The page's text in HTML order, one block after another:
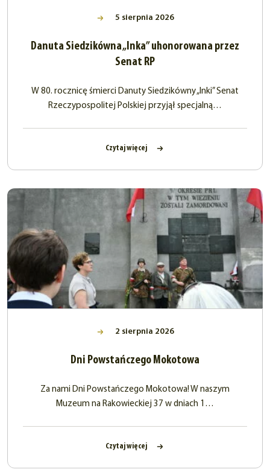
5 sierpnia 2026
Danuta Siedzikówna „Inka” uhonorowana przez
Senat RP
W 80. rocznicę śmierci Danuty Siedzikówny „Inki” Senat
Rzeczypospolitej Polskiej przyjął specjalną…
Czytaj więcej
2 sierpnia 2026
Dni Powstańczego Mokotowa
Za nami Dni Powstańczego Mokotowa! W naszym
Muzeum na Rakowieckiej 37 w dniach 1…
Czytaj więcej